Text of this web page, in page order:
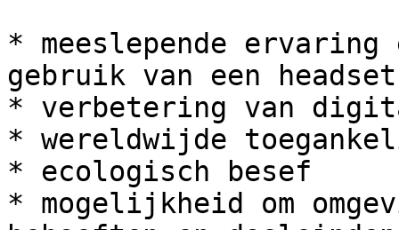
* meeslepende
gebruik van een headset
* verbetering van
* wereldwijde
* ecologisch besef
* mogelijkheid om